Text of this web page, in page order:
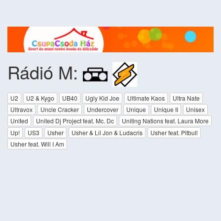
Rádió M:
U2 U2 & Kygo UB40 Ugly Kid Joe Ultimate Kaos
Ultra Nate
Ultravox
Uncle Cracker Undercover Unique Unique II
Unisex
United
United Dj Project feat. Mc. Dc
Uniting Nations feat. Laura More
Up!
US3 Usher Usher & Lil Jon & Ludacris
Usher feat. Pitbull
Usher feat. Will I Am